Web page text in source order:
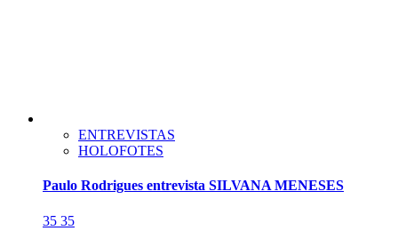
ENTREVISTAS
HOLOFOTES
Paulo Rodrigues entrevista SILVANA MENESES
35 35